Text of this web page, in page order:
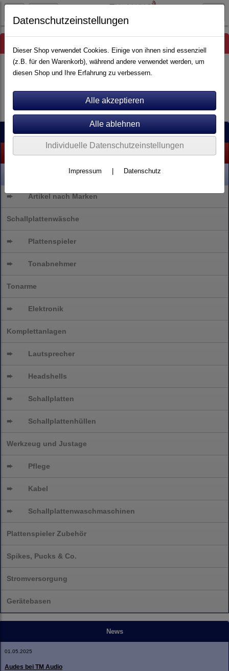
Kategorien
% SALE %
➨ Artikel nach Marken
Schallplattenwäsche
➨ Plattenspieler
➨ Tonabnehmer
Tonarme
➨ Elektronik
Komplettanlagen
➨ Lautsprecher
➨ Headshells
➨ Schallplatten
➨ Schallplattenhüllen
Werkzeug und Justage
➨ Pflege
➨ Kabel
➨ Schallplattenwaschmaschinen
Plattenspieler Zubehör
Spikes, Pucks & Co.
Stromversorgung
Gerätebasen
News
01.05.2025
Audes bei TM Audio
Datenschutzeinstellungen
Dieser Shop verwendet Cookies. Einige von ihnen sind essenziell
(z.B. für den Warenkorb), während andere verwendet werden, um
diesen Shop und Ihre Erfahrung zu verbessern.
Individuelle Datenschutzeinstellungen
Impressum Datenschutz